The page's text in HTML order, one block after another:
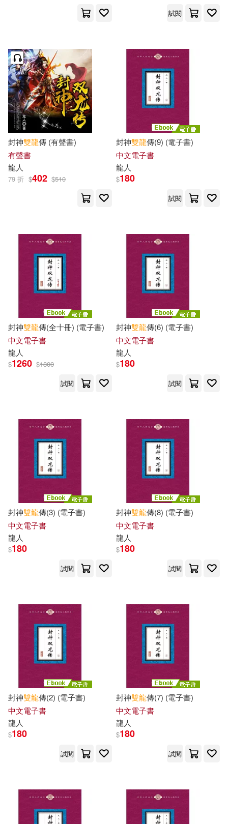
護玄(1)
賴馬(1) 賽雷(1)
超級電視台(1)
邁可‧懷特(1) 邱淑宜(1)
鄭進烜，余昌元（主編）(1)
鈴木守(1) 陳柏利（主編）(1)
陳雙龍(1)
陶芳平(1) 雄一(1)
風車編輯群(1)
馬琳(1)
馬超(1)
馬雙龍，黃岩，宋佳，王競偵，高
馮礦偉(1) 高麗君(1)
黃庭旭，陳雙龍，周鵬，徐倩華(1)
黃建豪(1) 龍蝦(1)
（俄羅斯）契訶夫(1)
（美）房龍(1)
（美）麥克·巴內特，（美）珍·克拉
絲(1)
（英）詹姆斯·諾伯里(1)
朝華出版社(1)
未來出版(1) 東方視角(1)
柿子文化(1)
武漢大學出版社(1)
民主與建設出版社(1)
河南文藝出版社(1)
無非文化(1)
知識產權出版社(1) 知音(1)
科學出版社(1) 竹書房(1)
笭菁工作室(1) 線裝書局(1)
西南師範大學出版社(1)
親子天下(1)
采實文化(1)
長江文藝出版社(1)
雲南科技出版社(1) 青林(1)
試閱
封神雙龍傳 (有聲書)
有聲書
龍人
79 折 $402 $510
封神雙龍傳(9) (電子書)
中文電子書
龍人
$180
試閱
封神雙龍傳(全十冊) (電子書)
中文電子書
龍人
$1260 $1800
試閱
封神雙龍傳(6) (電子書)
中文電子書
龍人
$180
試閱
封神雙龍傳(3) (電子書)
中文電子書
龍人
$180
試閱
封神雙龍傳(8) (電子書)
中文電子書
龍人
$180
試閱
封神雙龍傳(2) (電子書)
中文電子書
龍人
$180
試閱
封神雙龍傳(7) (電子書)
中文電子書
龍人
$180
試閱